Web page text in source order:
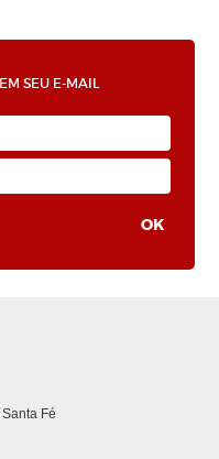
SEU E-MAIL
Fé